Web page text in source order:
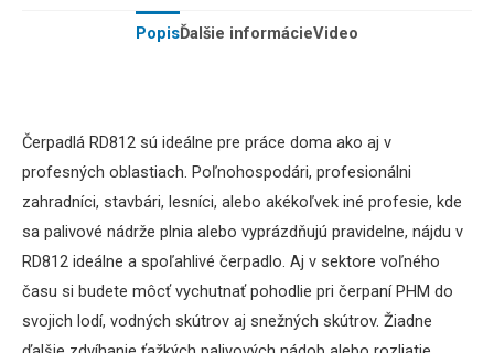
PopisĎalšie informácieVideo
Čerpadlá RD812 sú ideálne pre práce doma ako aj v
profesných oblastiach. Poľnohospodári, profesionálni
zahradníci, stavbári, lesníci, alebo akékoľvek iné profesie, kde
sa palivové nádrže plnia alebo vyprázdňujú pravidelne, nájdu v
RD812 ideálne a spoľahlivé čerpadlo. Aj v sektore voľného
času si budete môcť vychutnať pohodlie pri čerpaní PHM do
svojich lodí, vodných skútrov aj snežných skútrov. Žiadne